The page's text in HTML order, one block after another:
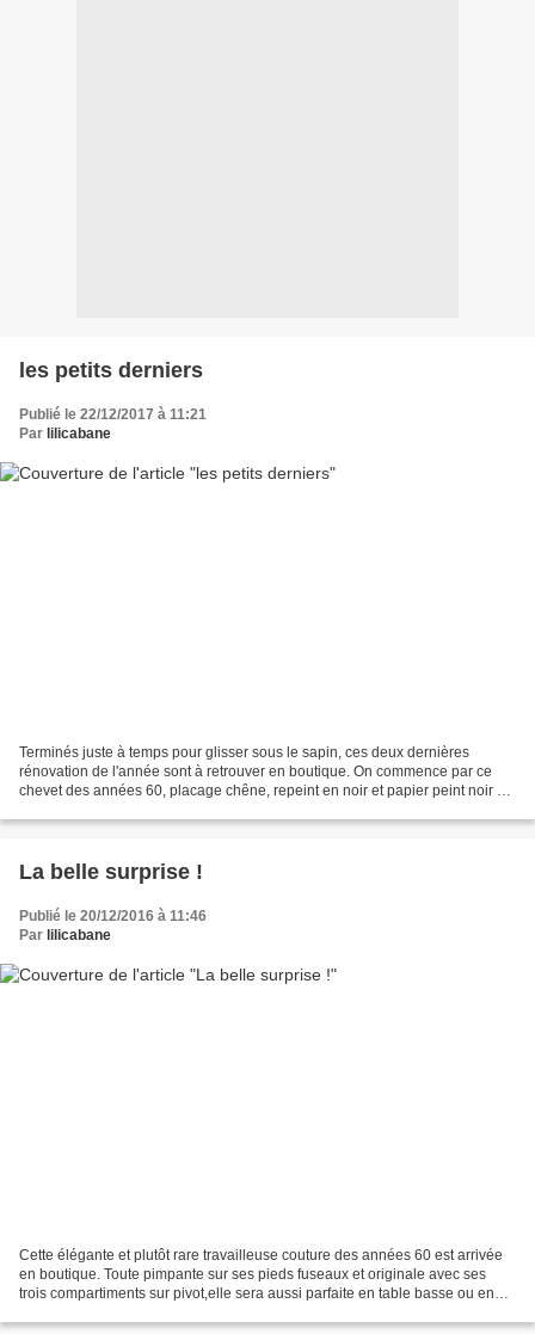
les petits derniers
Publié le 22/12/2017 à 11:21
Par lilicabane
Terminés juste à temps pour glisser sous le sapin, ces deux dernières
rénovation de l'année sont à retrouver en boutique. On commence par ce
chevet des années 60, placage chêne, repeint en noir et papier peint noir et
La belle surprise !
Publié le 20/12/2016 à 11:46
Par lilicabane
Cette élégante et plutôt rare travailleuse couture des années 60 est arrivée
en boutique. Toute pimpante sur ses pieds fuseaux et originale avec ses
trois compartiments sur pivot,elle sera aussi parfaite en table basse ou en